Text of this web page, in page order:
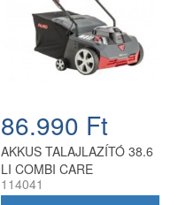
86.990 Ft
AKKUS TALAJLAZÍTÓ 38.6
LI COMBI CARE
114041